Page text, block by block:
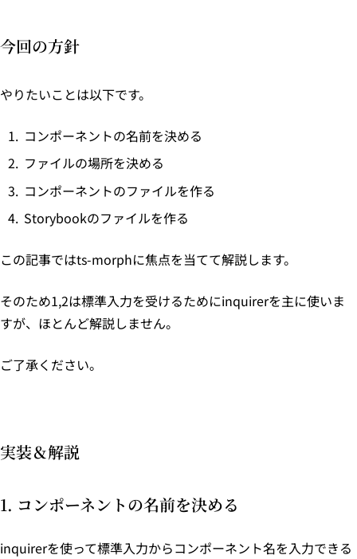
今回の方針
やりたいことは以下です。
コンポーネントの名前を決める
ファイルの場所を決める
コンポーネントのファイルを作る
Storybookのファイルを作る
この記事ではts-morphに焦点を当てて解説します。
そのため1,2は標準入力を受けるためにinquirerを主に使いま
すが、ほとんど解説しません。
ご了承ください。
実装＆解説
1. コンポーネントの名前を決める
inquirerを使って標準入力からコンポーネント名を入力できる